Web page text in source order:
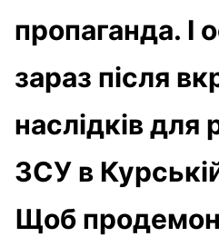
пропаганда. І
зараз після
наслідків для
ЗСУ в
Щоб